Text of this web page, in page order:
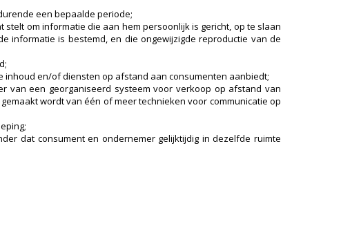
een bepaalde periode;
om informatie die aan hem persoonlijk is gericht, op te slaan
informatie is bestemd, en die ongewijzigde reproductie van de
inhoud en/of diensten op afstand aan consumenten aanbiedt;
van een georganiseerd systeem voor verkoop op afstand van
wordt van één of meer technieken voor communicatie op
dat consument en ondernemer gelijktijdig in dezelfde ruimte